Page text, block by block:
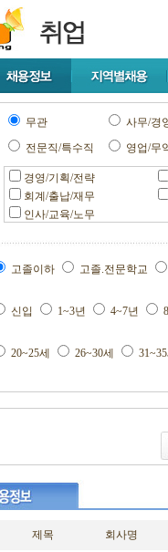
무관 사무/경
전문직/특수직
영업/무
경영/기획/전략
회계/출납/재무
인사/교육/노무
고졸이하 고졸.전문학교
신입 1~3년 4~7년
20~25세 26~30세 31~35
제목 회사명